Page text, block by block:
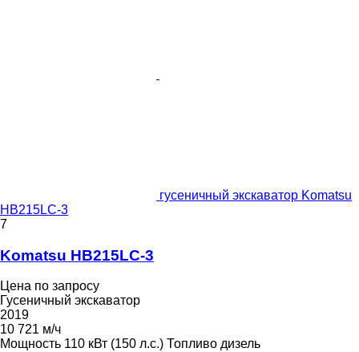
гусеничный экскаватор Komatsu
HB215LC-3
7
Komatsu HB215LC-3
Цена по запросу
Гусеничный экскаватор
2019
10 721 м/ч
Мощность 110 кВт (150 л.с.) Топливо дизель